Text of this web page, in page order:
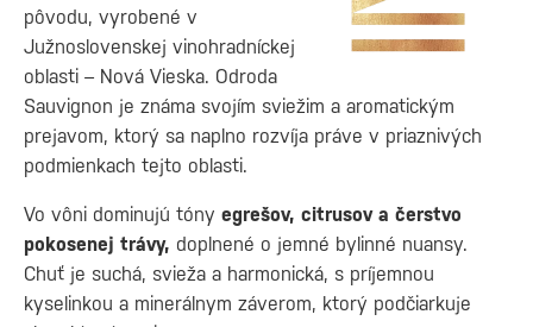
pôvodu, vyrobené v
Južnoslovenskej vinohradníckej
oblasti – Nová Vieska. Odroda
Sauvignon je známa svojím sviežim a aromatickým
prejavom, ktorý sa naplno rozvíja práve v priaznivých
podmienkach tejto oblasti.
Vo vôni dominujú tóny egrešov, citrusov a čerstvo
pokosenej trávy, doplnené o jemné bylinné nuansy.
Chuť je suchá, svieža a harmonická, s príjemnou
kyselinkou a minerálnym záverom, ktorý podčiarkuje